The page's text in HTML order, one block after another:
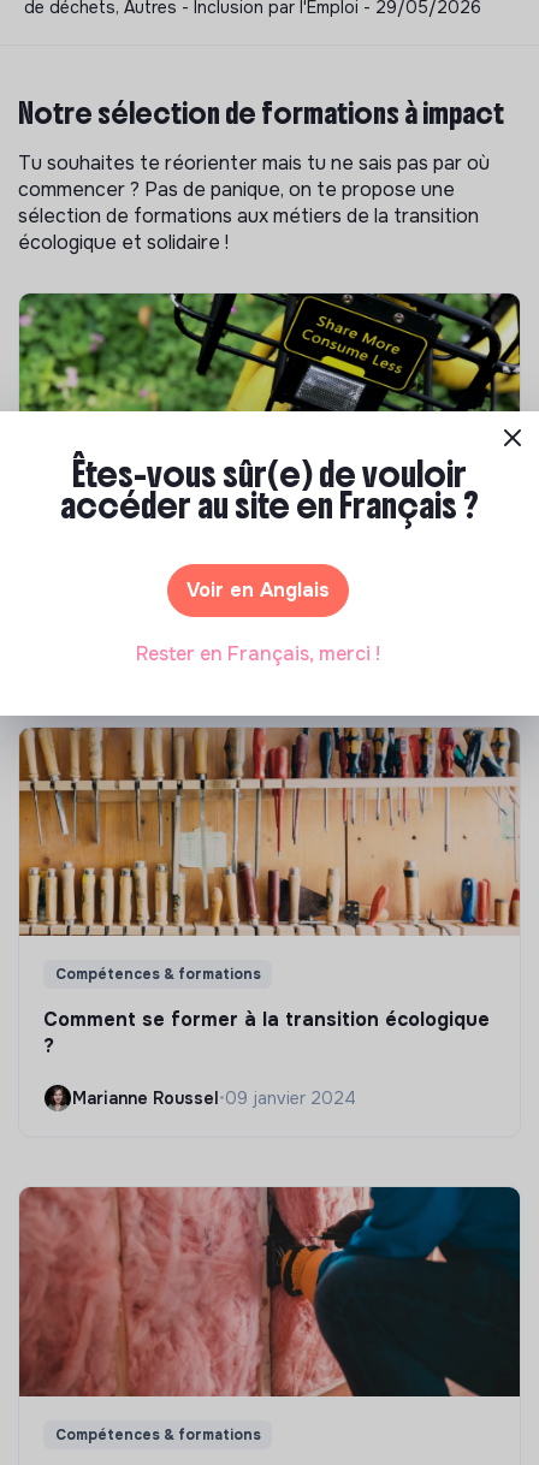
de déchets, Autres - Inclusion par l'Emploi - 29/05/2026
Notre sélection de formations à impact
Tu souhaites te réorienter mais tu ne sais pas par où
commencer ? Pas de panique, on te propose une
sélection de formations aux métiers de la transition
écologique et solidaire !
Les 25 meilleures formations RSE en 2026
Compétences & formations
Comment se former à la transition écologique
?
Marianne Roussel•09 janvier 2024
Compétences & formations
Êtes-vous sûr(e) de vouloir
accéder au site en Français ?
Voir en Anglais
Rester en Français, merci !